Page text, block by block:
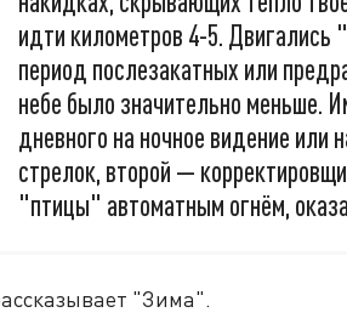
идти километров 4-5.
период послезакатных или
небе было значительно меньше.
дневного на ночное видение
стрелок, второй —
"птицы" автоматным огнём,
"Зима".